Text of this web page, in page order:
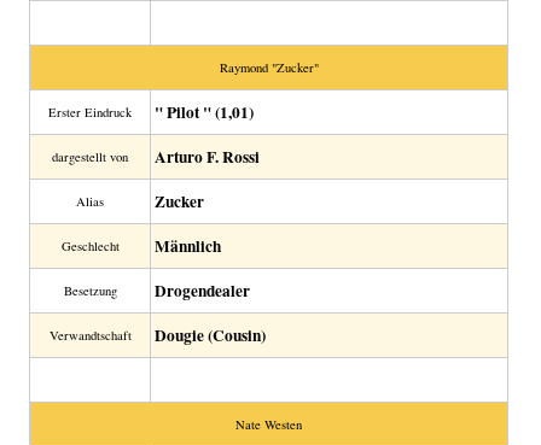
Raymond "Zucker"
Erster Eindruck " Pilot " (1,01)
dargestellt von Arturo F. Rossi
Alias Zucker
Geschlecht Männlich
Besetzung Drogendealer
Verwandtschaft Dougie (Cousin)
Nate Westen